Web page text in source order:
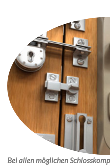
Bei allen möglichen